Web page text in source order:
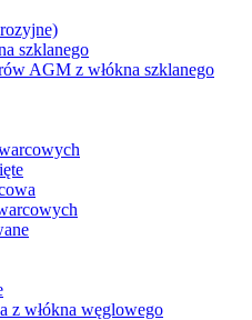
szklanego
AGM z włókna szklanego
z włókna węglowego